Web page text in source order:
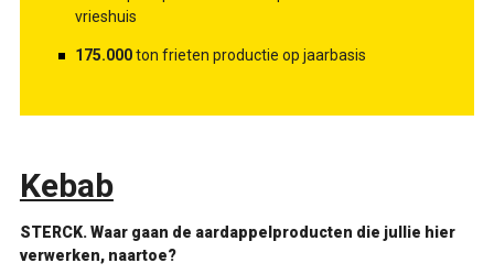
vrieshuis
175.000ton frieten productie op jaarbasis
Kebab
STERCK. Waar gaan de aardappelproducten die jullie hier
verwerken, naartoe?